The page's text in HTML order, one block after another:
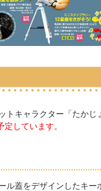
トキャラクター「たか
しています。
ル蓋をデザインしたキ